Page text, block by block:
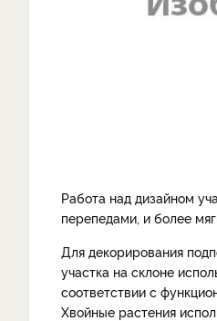
Работа над дизайном
перепедами, и более
Для декорирования
участка на склоне
соответствии с
Хвойные растения